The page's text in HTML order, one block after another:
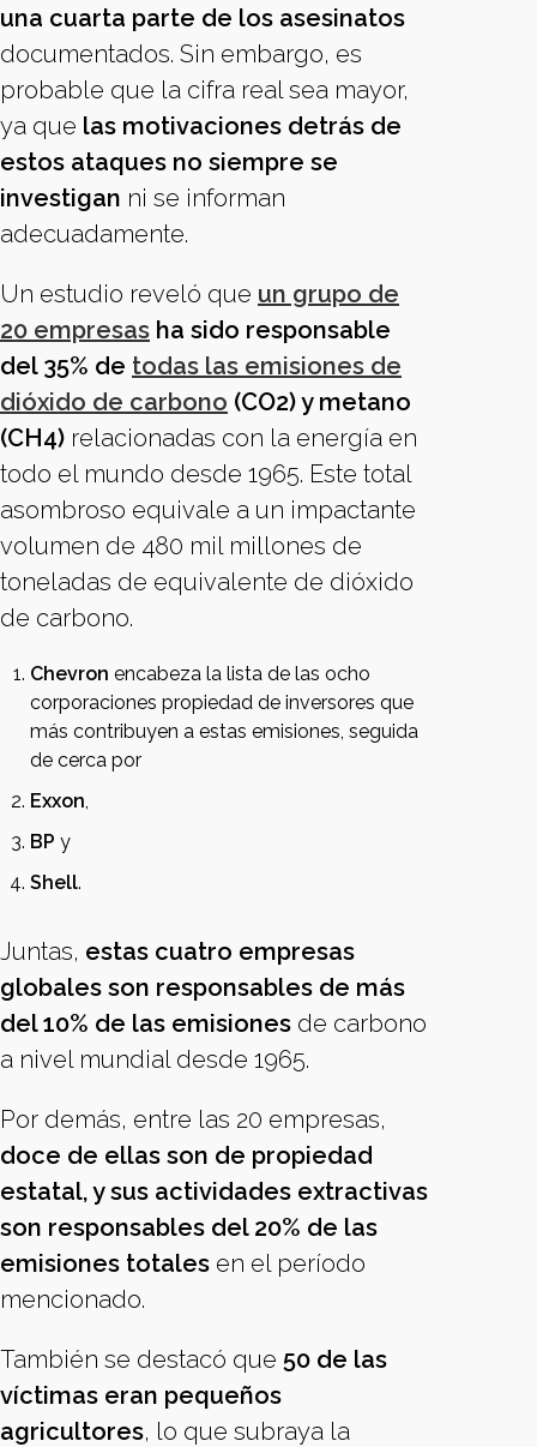
una cuarta parte de los asesinatos
documentados. Sin embargo, es
probable que la cifra real sea mayor,
ya que las motivaciones detrás de
estos ataques no siempre se
investigan ni se informan
adecuadamente.
Un estudio reveló que un grupo de
20 empresas ha sido responsable
del 35% de todas las emisiones de
dióxido de carbono (CO2) y metano
(CH4) relacionadas con la energía en
todo el mundo desde 1965. Este total
asombroso equivale a un impactante
volumen de 480 mil millones de
toneladas de equivalente de dióxido
de carbono.
Chevron encabeza la lista de las ocho
corporaciones propiedad de inversores que
más contribuyen a estas emisiones, seguida
de cerca por
Exxon,
BP y
Shell.
Juntas, estas cuatro empresas
globales son responsables de más
del 10% de las emisiones de carbono
a nivel mundial desde 1965.
Por demás, entre las 20 empresas,
doce de ellas son de propiedad
estatal, y sus actividades extractivas
son responsables del 20% de las
emisiones totales en el período
mencionado.
También se destacó que 50 de las
víctimas eran pequeños
agricultores, lo que subraya la